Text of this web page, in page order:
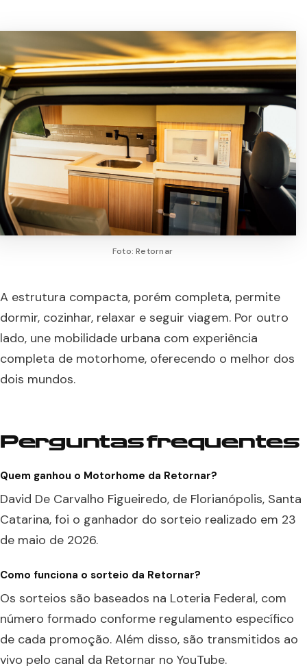
Foto: Retornar
A estrutura compacta, porém completa, permite
dormir, cozinhar, relaxar e seguir viagem. Por outro
lado, une mobilidade urbana com experiência
completa de motorhome, oferecendo o melhor dos
dois mundos.
Perguntas frequentes
Quem ganhou o Motorhome da Retornar?
David De Carvalho Figueiredo, de Florianópolis, Santa
Catarina, foi o ganhador do sorteio realizado em 23
de maio de 2026.
Como funciona o sorteio da Retornar?
Os sorteios são baseados na Loteria Federal, com
número formado conforme regulamento específico
de cada promoção. Além disso, são transmitidos ao
vivo pelo canal da Retornar no YouTube.